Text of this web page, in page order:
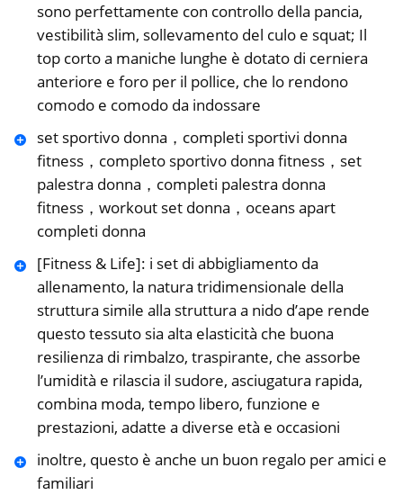
sono perfettamente con controllo della pancia,
vestibilità slim, sollevamento del culo e squat; Il
top corto a maniche lunghe è dotato di cerniera
anteriore e foro per il pollice, che lo rendono
comodo e comodo da indossare
set sportivo donna，completi sportivi donna
fitness，completo sportivo donna fitness，set
palestra donna，completi palestra donna
fitness，workout set donna，oceans apart
completi donna
[Fitness & Life]: i set di abbigliamento da
allenamento, la natura tridimensionale della
struttura simile alla struttura a nido d’ape rende
questo tessuto sia alta elasticità che buona
resilienza di rimbalzo, traspirante, che assorbe
l’umidità e rilascia il sudore, asciugatura rapida,
combina moda, tempo libero, funzione e
prestazioni, adatte a diverse età e occasioni
inoltre, questo è anche un buon regalo per amici e
familiari